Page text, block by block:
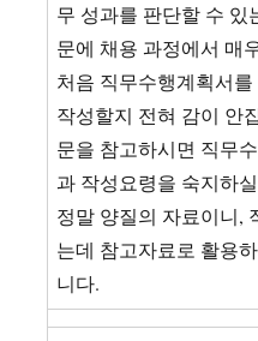
무 성과를 판단할 수 있
문에 채용 과정에서 매
처음 직무수행계획서
작성할지 전혀 감이 안
문을 참고하시면 직무
과 작성요령을 숙지하
정말 양질의 자료이니,
는데 참고자료로 활용
니다.